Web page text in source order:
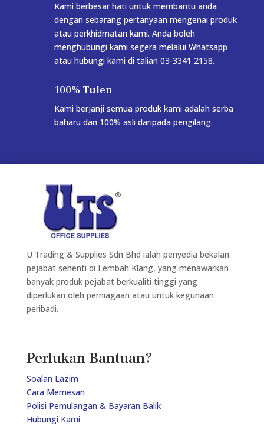
Kami berbesar hati untuk membantu anda
dengan sebarang pertanyaan mengenai produk
atau perkhidmatan kami. Anda boleh
menghubungi kami segera melalui Whatsapp
atau hubungi kami di talian 03-3341 2158.
100% Tulen
Kami berjanji semua produk kami adalah serba
baharu dan 100% asli daripada pengilang.
U Trading & Supplies Sdn Bhd ialah penyedia bekalan
pejabat sehenti di Lembah Klang, yang menawarkan
banyak produk pejabat berkualiti tinggi yang
diperlukan oleh perniagaan atau untuk kegunaan
peribadi.
Perlukan Bantuan?
Soalan Lazim
Cara Memesan
Polisi Pemulangan & Bayaran Balik
Hubungi Kami